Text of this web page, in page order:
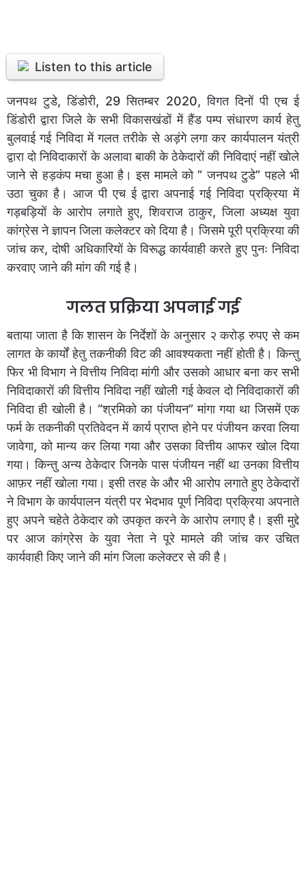
Listen to this article
जनपथ टुडे, डिंडोरी, 29 सितम्बर 2020, विगत दिनों पी एच ई
डिंडोरी द्वारा जिले के सभी विकासखंडों में हैंड पम्प संधारण कार्य हेतु
बुलवाई गई निविदा में गलत तरीके से अड़ंगे लगा कर कार्यपालन यंत्री
द्वारा दो निविदाकारों के अलावा बाकी के ठेकेदारों की निविदाएं नहीं खोले
जाने से हड़कंप मचा हुआ है। इस मामले को ” जनपथ टुडे” पहले भी
उठा चुका है। आज पी एच ई द्वारा अपनाई गई निविदा प्रक्रिया में
गड़बड़ियों के आरोप लगाते हुए, शिवराज ठाकुर, जिला अध्यक्ष युवा
कांग्रेस ने ज्ञापन जिला कलेक्टर को दिया है। जिसमे पूरी प्रक्रिया की
जांच कर, दोषी अधिकारियों के विरूद्ध कार्यवाही करते हुए पुनः निविदा
करवाए जाने की मांग की गई है।
गलत प्रक्रिया अपनाई गई
बताया जाता है कि शासन के निर्देशों के अनुसार २ करोड़ रुपए से कम
लागत के कार्यों हेतु तकनीकी विट की आवश्यकता नहीं होती है। किन्तु
फिर भी विभाग ने वित्तीय निविदा मांगी और उसको आधार बना कर सभी
निविदाकारों की वित्तीय निविदा नहीं खोली गई केवल दो निविदाकारों की
निविदा ही खोली है। “श्रमिको का पंजीयन” मांगा गया था जिसमें एक
फर्म के तकनीकी प्रतिवेदन में कार्य प्राप्त होने पर पंजीयन करवा लिया
जावेगा, को मान्य कर लिया गया और उसका वित्तीय आफर खोल दिया
गया। किन्तु अन्य ठेकेदार जिनके पास पंजीयन नहीं था उनका वित्तीय
आफ़र नहीं खोला गया। इसी तरह के और भी आरोप लगाते हुए ठेकेदारों
ने विभाग के कार्यपालन यंत्री पर भेदभाव पूर्ण निविदा प्रक्रिया अपनाते
हुए अपने चहेते ठेकेदार को उपकृत करने के आरोप लगाए है। इसी मुद्दे
पर आज कांग्रेस के युवा नेता ने पूरे मामले की जांच कर उचित
कार्यवाही किए जाने की मांग जिला कलेक्टर से की है।